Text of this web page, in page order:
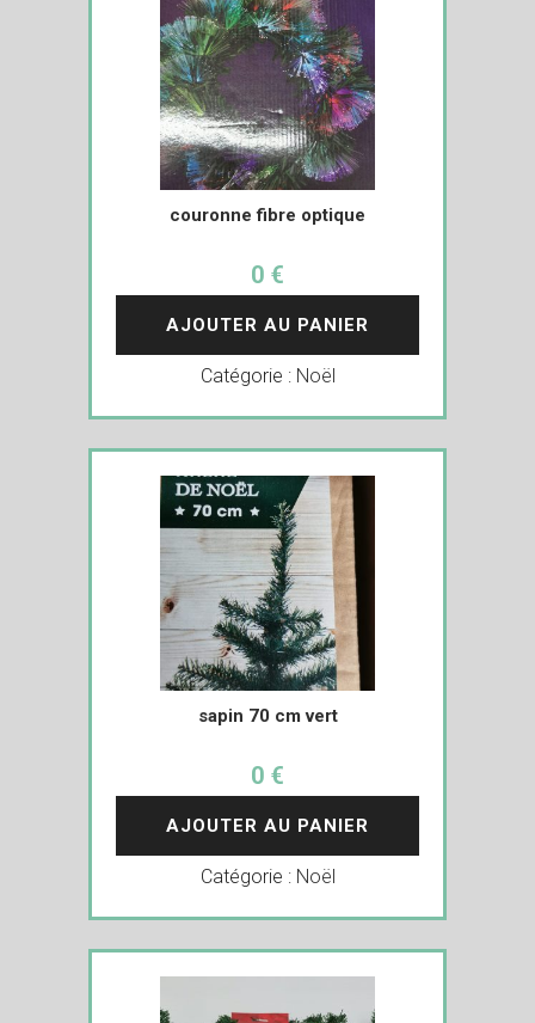
couronne fibre optique
0 €
AJOUTER AU PANIER
Catégorie : Noël
sapin 70 cm vert
0 €
AJOUTER AU PANIER
Catégorie : Noël